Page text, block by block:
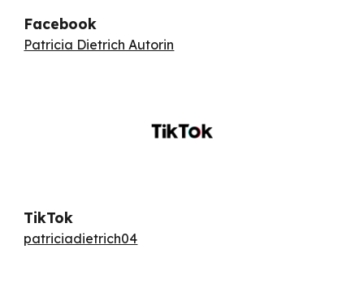
Facebook
Patricia Dietrich Autorin
TikTok
patriciadietrich04